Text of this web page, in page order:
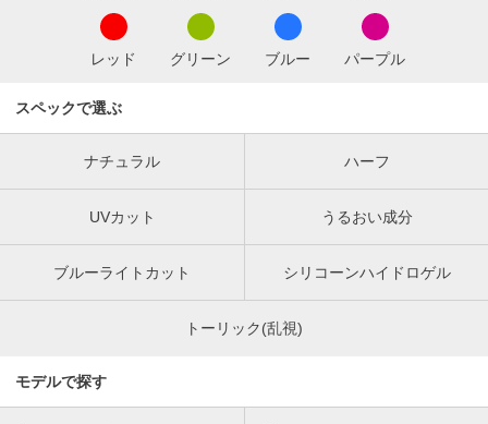
レッド グリーン ブルー パープル
スペックで選ぶ
ナチュラル ハーフ
UVカット うるおい成分
ブルーライトカット シリコーンハイドロゲル
トーリック(乱視)
モデルで探す